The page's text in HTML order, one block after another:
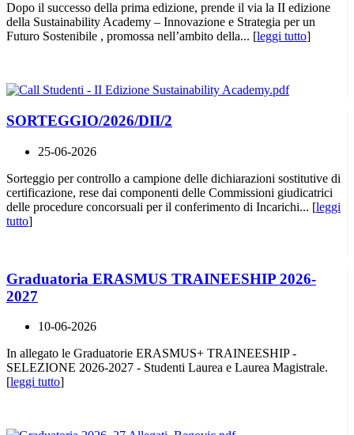
Dopo il successo della prima edizione, prende il via la II edizione
della Sustainability Academy – Innovazione e Strategia per un
Futuro Sostenibile , promossa nell’ambito della... [leggi tutto]
SORTEGGIO/2026/DII/2
25-06-2026
Sorteggio per controllo a campione delle dichiarazioni sostitutive di
certificazione, rese dai componenti delle Commissioni giudicatrici
delle procedure concorsuali per il conferimento di Incarichi... [leggi
tutto]
Graduatoria ERASMUS TRAINEESHIP 2026-
2027
10-06-2026
In allegato le Graduatorie ERASMUS+ TRAINEESHIP -
SELEZIONE 2026-2027 - Studenti Laurea e Laurea Magistrale.
[leggi tutto]